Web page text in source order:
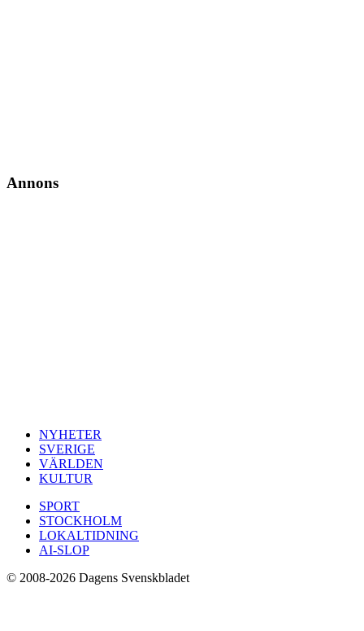
Annons
NYHETER
SVERIGE
VÄRLDEN
KULTUR
SPORT
STOCKHOLM
LOKALTIDNING
AI-SLOP
© 2008-2026 Dagens Svenskbladet